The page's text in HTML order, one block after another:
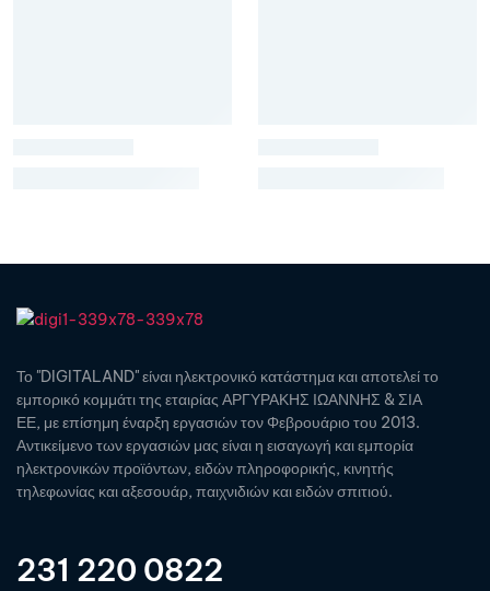
Το "DIGITALAND" είναι ηλεκτρονικό κατάστημα και αποτελεί το
εμπορικό κομμάτι της εταιρίας ΑΡΓΥΡΑΚΗΣ ΙΩΑΝΝΗΣ & ΣΙΑ
ΕΕ, με επίσημη έναρξη εργασιών τον Φεβρουάριο του 2013.
Αντικείμενο των εργασιών μας είναι η εισαγωγή και εμπορία
ηλεκτρονικών προϊόντων, ειδών πληροφορικής, κινητής
τηλεφωνίας και αξεσουάρ, παιχνιδιών και ειδών σπιτιού.
231 220 0822